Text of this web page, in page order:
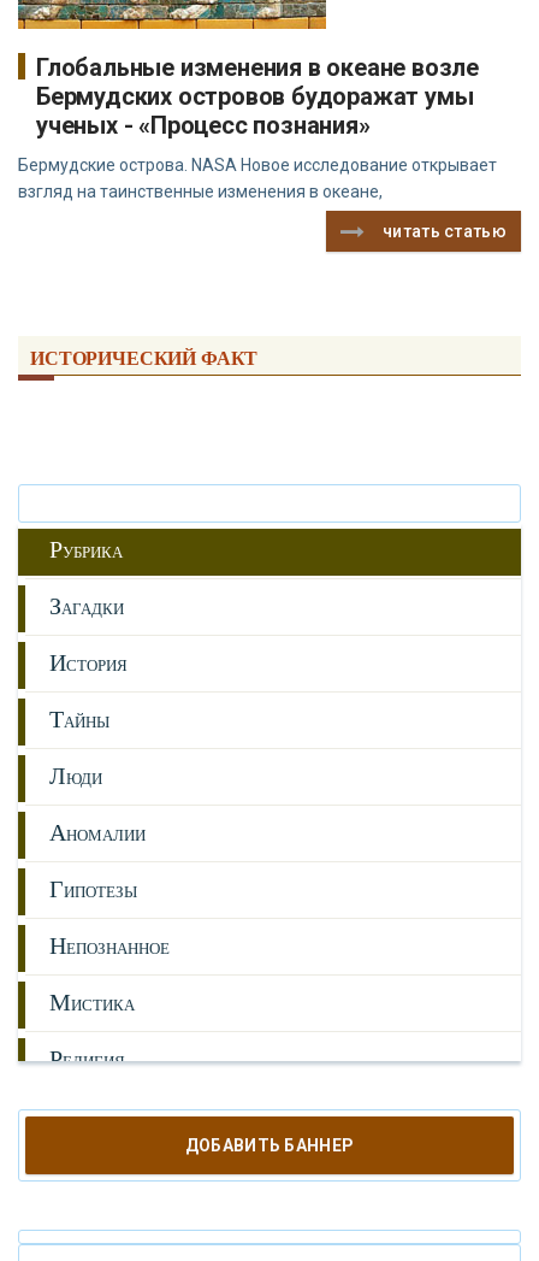
Глобальные изменения в океане возле
Бермудских островов будоражат умы
ученых - «Процесс познания»
Бермудские острова. NASA Новое исследование открывает
взгляд на таинственные изменения в океане,
читать статью
ИСТОРИЧЕСКИЙ ФАКТ
РУБРИКА
ЗАГАДКИ
ИСТОРИЯ
ТАЙНЫ
ЛЮДИ
АНОМАЛИИ
ГИПОТЕЗЫ
НЕПОЗНАННОЕ
МИСТИКА
РЕЛИГИЯ
ОРУЖИЕ
КАТАКЛИЗМЫ
КЛОНИРОВАНИЕ
ДОБАВИТЬ БАННЕР